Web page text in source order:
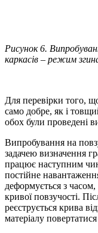
Рисунок 6.
каркасів – режим
Для перевірки того,
само добре, як і
обох були проведені
Випробування на
задачею визначення
працює наступним
постійне
деформується з часом,
кривої повзучості.
реєструється крива
матеріалу